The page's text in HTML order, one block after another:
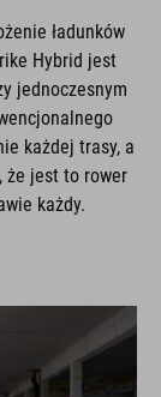
ładunków
Hybrid jest
jednoczesnym
każdej trasy, a
że jest to rower
każdy.